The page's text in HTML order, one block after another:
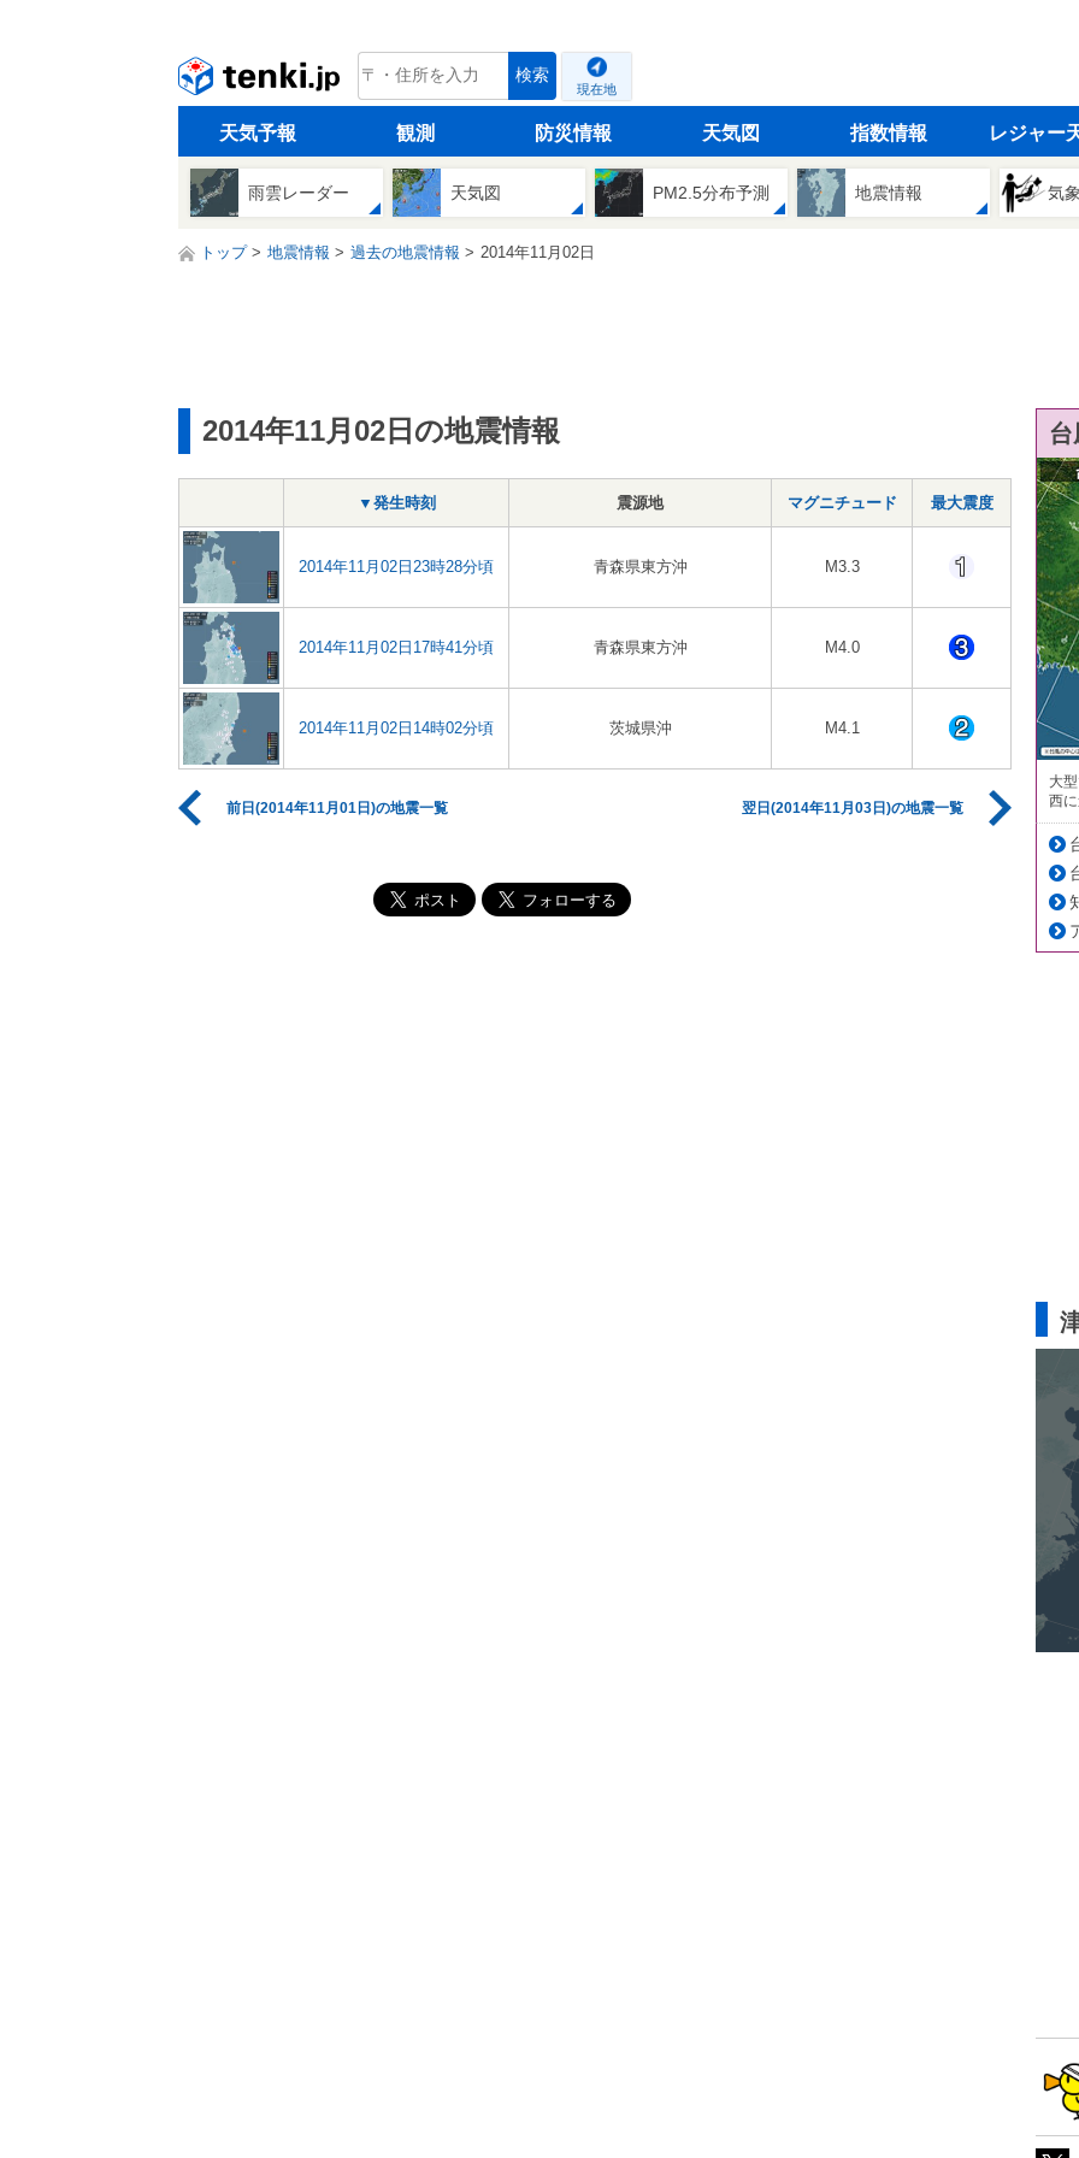
tenki.jp 検索
現在地
天気予報 観測 防災情報 天気図 指数情報 レジャー
雨雲レーダー 天気図 PM2.5分布予測 地震情報 気
トップ 地震情報 過去の地震情報 2014年11月02日
2014年11月02日の地震情報
▼発生時刻 震源地 マグニチュード 最大震度
2014年11月02日23時28分頃 青森県東方沖 M3.3
2014年11月02日17時41分頃 青森県東方沖 M4.0
2014年11月02日14時02分頃 茨城県沖 M4.1
前日(2014年11月01日)の地震一覧 翌日(2014年11月03日)の地震一覧
大
西